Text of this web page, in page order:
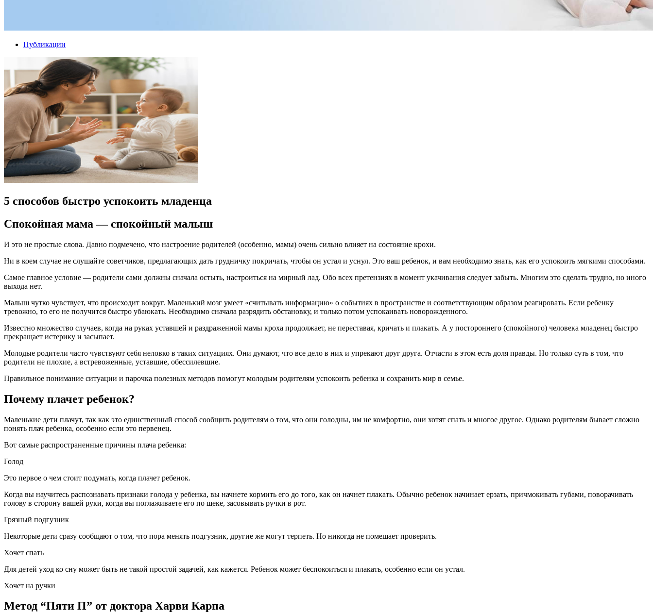
Публикации
5 способов быстро успокоить младенца
Спокойная мама — спокойный малыш
И это не простые слова. Давно подмечено, что настроение родителей (особенно, мамы) очень сильно влияет на состояние крохи.
Ни в коем случае не слушайте советчиков, предлагающих дать грудничку покричать, чтобы он устал и уснул. Это ваш ребенок, и вам необходимо знать, как его успокоить мягкими способами.
Самое главное условие — родители сами должны сначала остыть, настроиться на мирный лад. Обо всех претензиях в момент укачивания следует забыть. Многим это сделать трудно, но иного
выхода нет.
Малыш чутко чувствует, что происходит вокруг. Маленький мозг умеет «считывать информацию» о событиях в пространстве и соответствующим образом реагировать. Если ребенку
тревожно, то его не получится быстро убаюкать. Необходимо сначала разрядить обстановку, и только потом успокаивать новорожденного.
Известно множество случаев, когда на руках уставшей и раздраженной мамы кроха продолжает, не переставая, кричать и плакать. А у постороннего (спокойного) человека младенец быстро
прекращает истерику и засыпает.
Молодые родители часто чувствуют себя неловко в таких ситуациях. Они думают, что все дело в них и упрекают друг друга. Отчасти в этом есть доля правды. Но только суть в том, что
родители не плохие, а встревоженные, уставшие, обессилевшие.
Правильное понимание ситуации и парочка полезных методов помогут молодым родителям успокоить ребенка и сохранить мир в семье.
Почему плачет ребенок?
Маленькие дети плачут, так как это единственный способ сообщить родителям о том, что они голодны, им не комфортно, они хотят спать и многое другое. Однако родителям бывает сложно
понять плач ребенка, особенно если это первенец.
Вот самые распространенные причины плача ребенка:
Голод
Это первое о чем стоит подумать, когда плачет ребенок.
Когда вы научитесь распознавать признаки голода у ребенка, вы начнете кормить его до того, как он начнет плакать. Обычно ребенок начинает ерзать, причмокивать губами, поворачивать
голову в сторону вашей руки, когда вы поглаживаете его по щеке, засовывать ручки в рот.
Грязный подгузник
Некоторые дети сразу сообщают о том, что пора менять подгузник, другие же могут терпеть. Но никогда не помешает проверить.
Хочет спать
Для детей уход ко сну может быть не такой простой задачей, как кажется. Ребенок может беспокоиться и плакать, особенно если он устал.
Хочет на ручки
Метод “Пяти П” от доктора Харви Карпа